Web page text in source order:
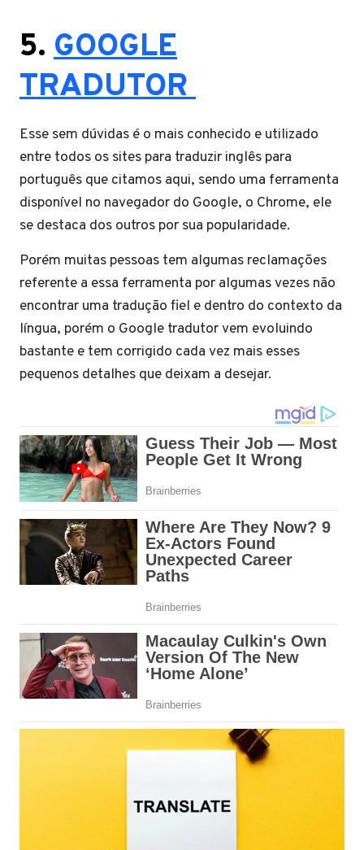
5. GOOGLE
TRADUTOR
Esse sem dúvidas é o mais conhecido e utilizado
entre todos os sites para traduzir inglês para
português que citamos aqui, sendo uma ferramenta
disponível no navegador do Google, o Chrome, ele
se destaca dos outros por sua popularidade.
Porém muitas pessoas tem algumas reclamações
referente a essa ferramenta por algumas vezes não
encontrar uma tradução fiel e dentro do contexto da
língua, porém o Google tradutor vem evoluindo
bastante e tem corrigido cada vez mais esses
pequenos detalhes que deixam a desejar.